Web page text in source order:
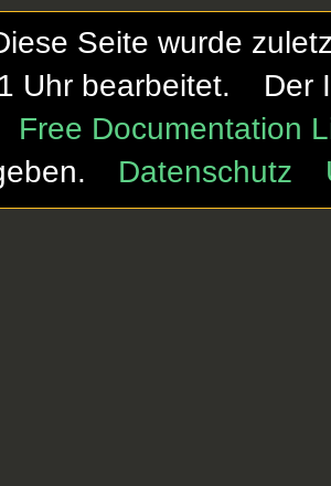
Seite wurde
Uhr bearbeitet.
Der
Free Documentation
Datenschutz